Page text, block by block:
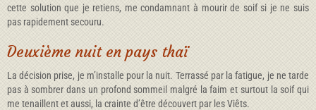
cette solution que je retiens, me condamnant à mourir de soif si je ne suis
pas rapidement secouru.
Deuxième nuit en pays thaï
La décision prise, je m’installe pour la nuit. Terrassé par la fatigue, je ne tarde
pas à sombrer dans un profond sommeil malgré la faim et surtout la soif qui
me tenaillent et aussi, la crainte d’être découvert par les Viêts.